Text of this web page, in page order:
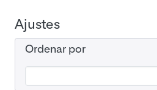
Ajustes
Ordenar por